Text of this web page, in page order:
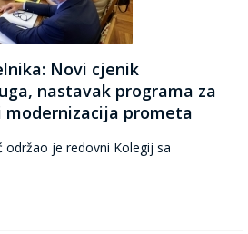
Novi cjenik
nastavak programa za
modernizacija prometa
održao je redovni Kolegij sa